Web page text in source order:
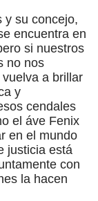
y su concejo,
encuentra en
si nuestros
no nos
a brillar
y
cendales
el áve Fenix
en el mundo
justicia está
con
la hacen